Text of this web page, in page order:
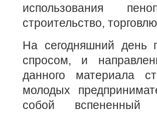
использования
строительство,
На сегодняшний день
спросом, и
данного материала
молодых
собой вспененный